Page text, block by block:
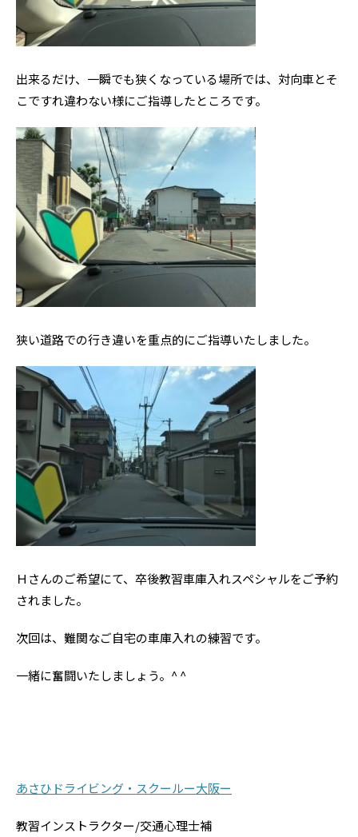
出来るだけ、一瞬でも狭くなっている場所では、対向車とそ
こですれ違わない様にご指導したところです。
狭い道路での行き違いを重点的にご指導いたしました。
Ｈさんのご希望にて、卒後教習車庫入れスペシャルをご予約
されました。
次回は、難関なご自宅の車庫入れの練習です。
一緒に奮闘いたしましょう。^ ^
あさひドライビング・スクールー大阪ー
教習インストラクター/交通心理士補